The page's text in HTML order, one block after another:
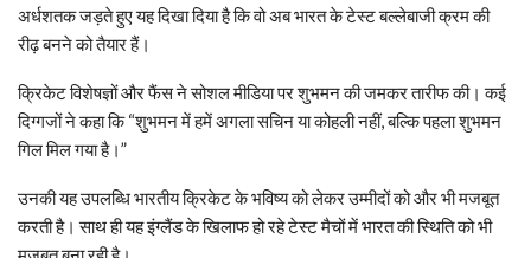
अर्धशतक जड़ते हुए यह दिखा दिया है कि वो अब भारत के टेस्ट बल्लेबाजी क्रम की
रीढ़ बनने को तैयार हैं।
क्रिकेट विशेषज्ञों और फैंस ने सोशल मीडिया पर शुभमन की जमकर तारीफ की। कई
दिग्गजों ने कहा कि “शुभमन में हमें अगला सचिन या कोहली नहीं, बल्कि पहला शुभमन
गिल मिल गया है।”
उनकी यह उपलब्धि भारतीय क्रिकेट के भविष्य को लेकर उम्मीदों को और भी मजबूत
करती है। साथ ही यह इंग्लैंड के खिलाफ हो रहे टेस्ट मैचों में भारत की स्थिति को भी